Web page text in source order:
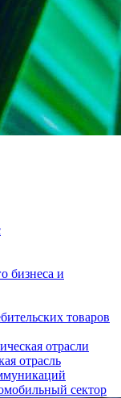
бизнеса и
товаров
отрасли
отрасль
сектор